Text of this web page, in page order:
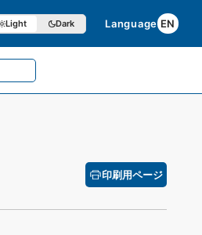
Light Dark Language EN
印刷用ページ